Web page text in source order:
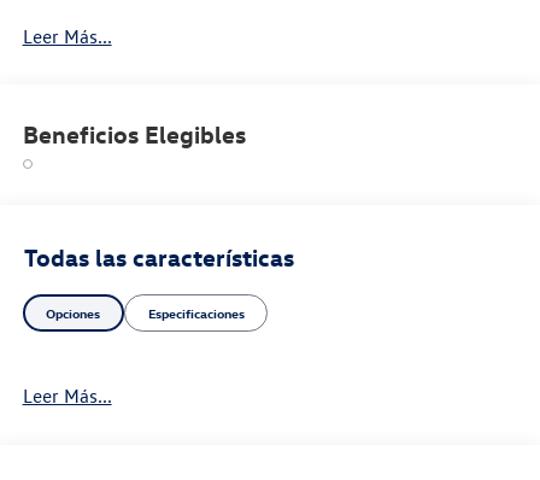
you've been looking for. Your dream car.
Leer Más...
Beneficios Elegibles
Todas las características
Opciones Especificaciones
Leer Más...